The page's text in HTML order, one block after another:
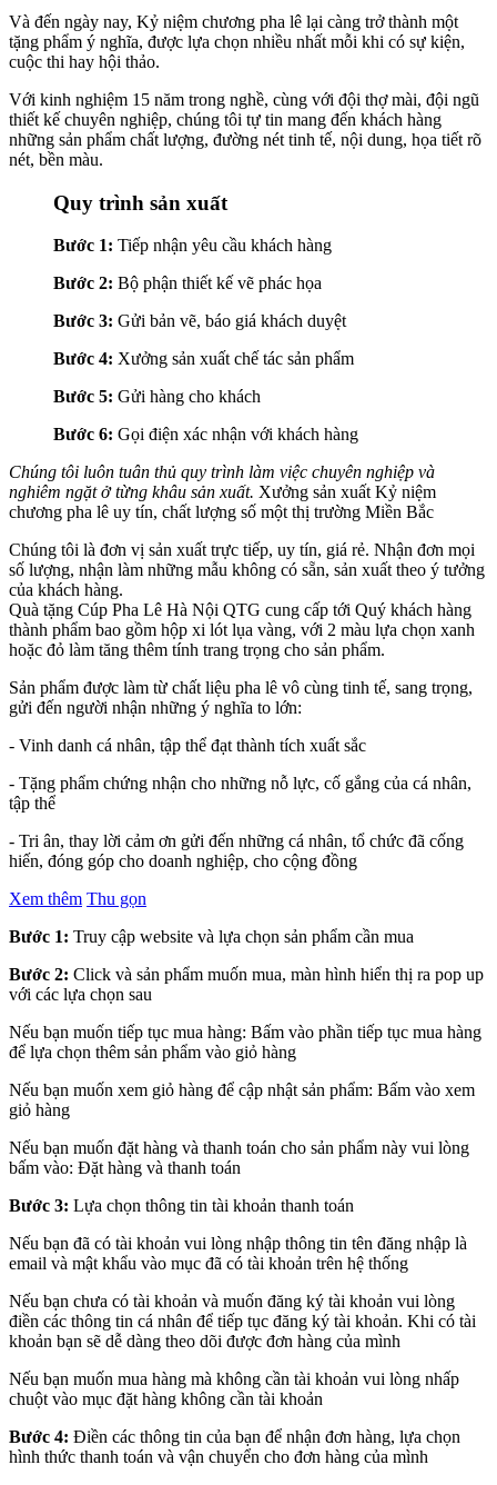
Và đến ngày nay, Kỷ niệm chương pha lê lại càng trở thành một
tặng phẩm ý nghĩa, được lựa chọn nhiều nhất mỗi khi có sự kiện,
cuộc thi hay hội thảo.
Với kinh nghiệm 15 năm trong nghề, cùng với đội thợ mài, đội ngũ
thiết kế chuyên nghiệp, chúng tôi tự tin mang đến khách hàng
những sản phẩm chất lượng, đường nét tinh tế, nội dung, họa tiết rõ
nét, bền màu.
Quy trình sản xuất
Bước 1: Tiếp nhận yêu cầu khách hàng
Bước 2: Bộ phận thiết kế vẽ phác họa
Bước 3: Gửi bản vẽ, báo giá khách duyệt
Bước 4: Xưởng sản xuất chế tác sản phẩm
Bước 5: Gửi hàng cho khách
Bước 6: Gọi điện xác nhận với khách hàng
Chúng tôi luôn tuân thủ quy trình làm việc chuyên nghiệp và
nghiêm ngặt ở từng khâu sản xuất. Xưởng sản xuất Kỷ niệm
chương pha lê uy tín, chất lượng số một thị trường Miền Bắc
Chúng tôi là đơn vị sản xuất trực tiếp, uy tín, giá rẻ. Nhận đơn mọi
số lượng, nhận làm những mẫu không có sẵn, sản xuất theo ý tưởng
của khách hàng.
Quà tặng Cúp Pha Lê Hà Nội QTG cung cấp tới Quý khách hàng
thành phẩm bao gồm hộp xi lót lụa vàng, với 2 màu lựa chọn xanh
hoặc đỏ làm tăng thêm tính trang trọng cho sản phẩm.
Sản phẩm được làm từ chất liệu pha lê vô cùng tinh tế, sang trọng,
gửi đến người nhận những ý nghĩa to lớn:
- Vinh danh cá nhân, tập thể đạt thành tích xuất sắc
- Tặng phẩm chứng nhận cho những nỗ lực, cố gắng của cá nhân,
tập thể
- Tri ân, thay lời cảm ơn gửi đến những cá nhân, tổ chức đã cống
hiến, đóng góp cho doanh nghiệp, cho cộng đồng
Xem thêm Thu gọn
Bước 1: Truy cập website và lựa chọn sản phẩm cần mua
Bước 2: Click và sản phẩm muốn mua, màn hình hiển thị ra pop up
với các lựa chọn sau
Nếu bạn muốn tiếp tục mua hàng: Bấm vào phần tiếp tục mua hàng
để lựa chọn thêm sản phẩm vào giỏ hàng
Nếu bạn muốn xem giỏ hàng để cập nhật sản phẩm: Bấm vào xem
giỏ hàng
Nếu bạn muốn đặt hàng và thanh toán cho sản phẩm này vui lòng
bấm vào: Đặt hàng và thanh toán
Bước 3: Lựa chọn thông tin tài khoản thanh toán
Nếu bạn đã có tài khoản vui lòng nhập thông tin tên đăng nhập là
email và mật khẩu vào mục đã có tài khoản trên hệ thống
Nếu bạn chưa có tài khoản và muốn đăng ký tài khoản vui lòng
điền các thông tin cá nhân để tiếp tục đăng ký tài khoản. Khi có tài
khoản bạn sẽ dễ dàng theo dõi được đơn hàng của mình
Nếu bạn muốn mua hàng mà không cần tài khoản vui lòng nhấp
chuột vào mục đặt hàng không cần tài khoản
Bước 4: Điền các thông tin của bạn để nhận đơn hàng, lựa chọn
hình thức thanh toán và vận chuyển cho đơn hàng của mình